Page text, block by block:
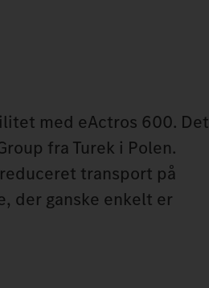
med eActros 600. Det
fra Turek i Polen.
transport på
der ganske enkelt er